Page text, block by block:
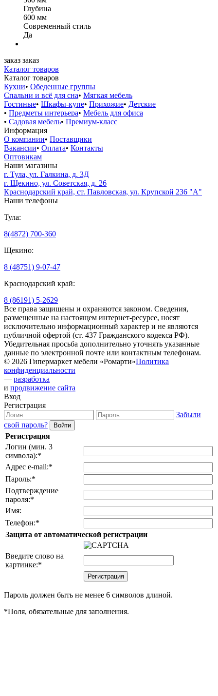
Глубина
600 мм
Современный стиль
Да
заказ заказ
Каталог товаров
Каталог товаров
Кухни• Обеденные группы
Спальни и всё для сна• Мягкая мебель
Гостиные• Шкафы-купе• Прихожие• Детские
• Предметы интерьера• Мебель для офиса
• Садовая мебель• Премиум-класс
Информация
О компании• Поставщики
Вакансии• Оплата• Контакты
Оптовикам
Наши магазины
г. Тула, ул. Галкина, д. 3Д
г. Щекино, ул. Советская, д. 26
Краснодарский край, ст. Павловская, ул. Крупской 236 "А"
Наши телефоны
Тула:
8(4872) 700-360
Щекино:
8 (48751) 9-07-47
Краснодарский край:
8 (86191) 5-2629
Все права защищены и охраняются законом. Сведения,
размещенные на настоящем интернет-ресурсе, носят
исключительно информационный характер и не являются
публичной офертой (ст. 437 Гражданского кодекса РФ).
Убедительная просьба дополнительно уточнять указанные
данные по электронной почте или контактным телефонам.
© 2026 Гипермаркет мебели «Ромарти»Политика
конфиденциальности
— разработка
и продвижение сайта
Вход
Регистрация
Забыли
свой пароль?
Регистрация
Логин (мин. 3
символа):*
Адрес e-mail:*
Пароль:*
Подтверждение
пароля:*
Имя:
Телефон:*
Защита от автоматической регистрации
Введите слово на
картинке:*
Пароль должен быть не менее 6 символов длиной.
*Поля, обязательные для заполнения.